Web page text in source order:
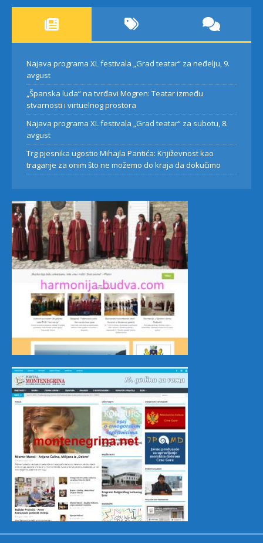
Najava programa XL festivala „Grad teatar“ za neđelju, 9.
avgust
„Španska luda“ na tvrđavi Mogren: Teatar između
stvarnosti i virtuelnog prostora
Najava programa XL festivala „Grad teatar“ za subotu, 8.
avgust
Trg pjesnika ugostio Mihajla Pantića: Književnost kao
traganje za onim što ne možemo do kraja da dokučimo